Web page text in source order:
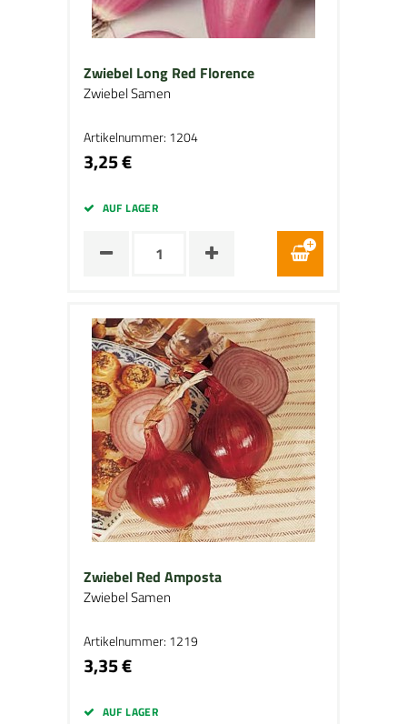
Zwiebel Long Red Florence
Zwiebel Samen
Artikelnummer: 1204
3,25 €
AUF LAGER
Zwiebel Red Amposta
Zwiebel Samen
Artikelnummer: 1219
3,35 €
AUF LAGER